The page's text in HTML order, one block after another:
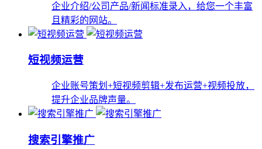
企业介绍/公司产品/新闻标准录入，给您一个丰富
且精彩的网站。
短视频运营
企业账号策划+短视频剪辑+发布运营+视频投放，
提升企业品牌声量。
搜索引擎推广